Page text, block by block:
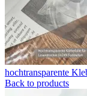
hochtransparente
Back to products